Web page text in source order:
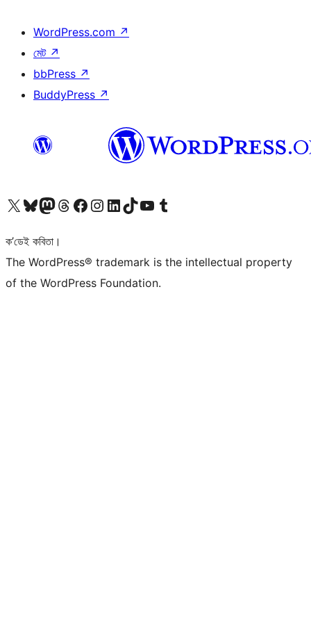
WordPress.com ↗
মেট ↗
bbPress ↗
BuddyPress ↗
আমাৰ X (আগৰ Twitter) একাউণ্টলৈ যাওকআমাৰ Bluesky একাউণ্টলৈ যাওকআমাৰ Mastodon একাউণ্টলৈ যাওকআমাৰ Threads একাউণ্টলৈ যাওকআমাৰ Facebook পৃষ্ঠালৈ যাওকআমাৰ Instagram একাউণ্টলৈ যাওকআমাৰ LinkedIn একাউণ্টলৈ যাওকআমাৰ TikTok একাউণ্টলৈ যাওকআমাৰ YouTube চেনেললৈ যাওকআমাৰ Tumblr একাউণ্টলৈ যাওক
ক’ডেই কবিতা।
The WordPress® trademark is the intellectual property
of the WordPress Foundation.